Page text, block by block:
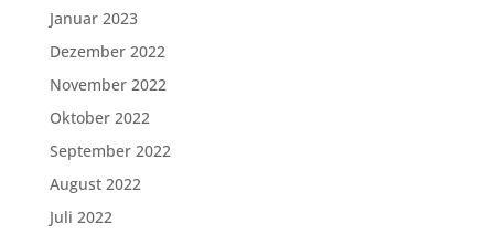
Januar 2023
Dezember 2022
November 2022
Oktober 2022
September 2022
August 2022
Juli 2022